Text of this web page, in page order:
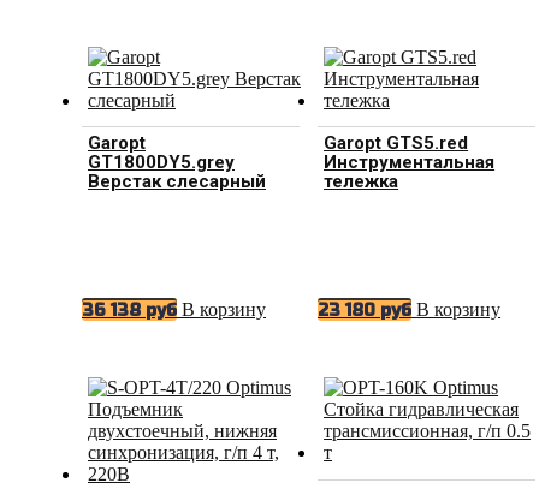
Garopt
GT1800DY5.grey
Верстак слесарный
36 138 руб В корзину
Garopt GTS5.red
Инструментальная
тележка
23 180 руб В корзину